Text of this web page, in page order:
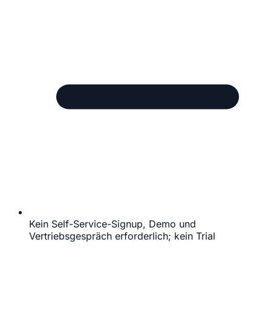
Kein Self-Service-Signup, Demo und
Vertriebsgespräch erforderlich; kein Trial